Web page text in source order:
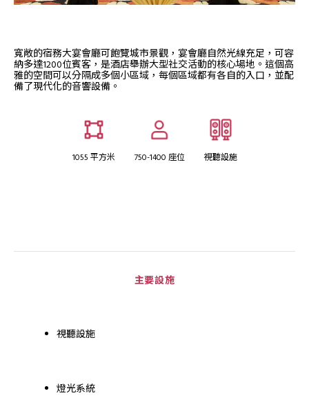
寬敞的宿務大宴會廳可飽覽城市景觀，宴會廳自然光線充足，可容
納多達1200位賓客，是酒店舉辦大型社交活動的核心場地。這個高
雅的空間可以分隔成多個小區域，每個區域都有各自的入口，並配
備了現代化的音響設備。
1055 平方米 750-1400 座位 視聽設施
主要設施
視聽設施
燈光系統